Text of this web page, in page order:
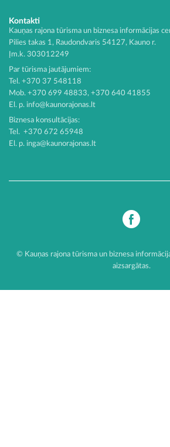
Kontakti
Kauņas rajona tūrisma un biznesa informācijas
Pilies takas 1, Raudondvaris 54127, Kauno r.
Įm.k. 303012249
Par tūrisma jautājumiem:
Tel. +370 37 548118
Mob. +370 699 48833, +370 640 41855
El. p. info@kaunorajonas.lt
Biznesa konsultācijas:
Tel. +370 672 65948
El. p. inga@kaunorajonas.lt
© Kauņas rajona tūrisma un biznesa
aizsargātas.